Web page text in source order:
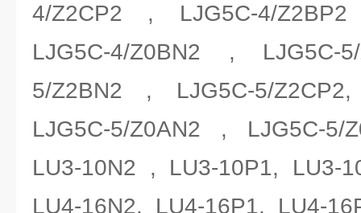
4/Z2CP2 , LJG5C-4/
LJG5C-4/Z0BN2 , LJG5C-
5/Z2BN2 , LJG5C-5/
LJG5C-5/Z0AN2 , LJG5C-5/
LU3-10N2 , LU3-10P1,
LU4-16N2, LU4-16P1, LU4-